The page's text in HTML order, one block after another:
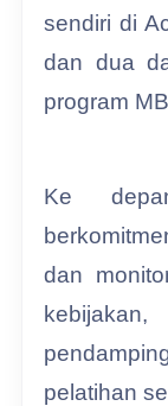
sendiri di
dan dua
program
Ke
dan
pelatihan